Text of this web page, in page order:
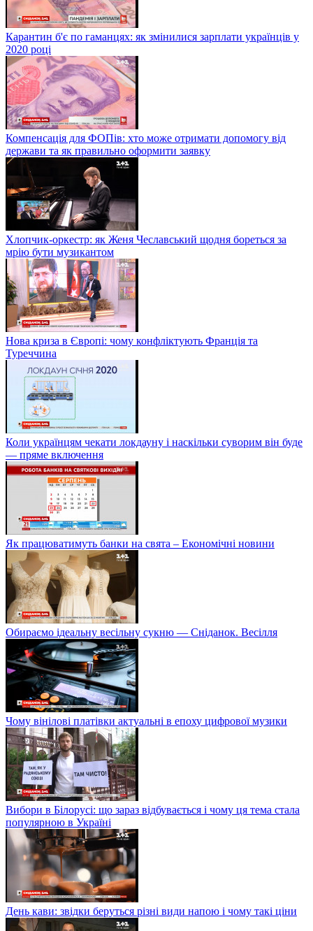
Карантин б'є по гаманцях: як змінилися зарплати українців у
2020 році
Компенсація для ФОПів: хто може отримати допомогу від
держави та як правильно оформити заявку
Хлопчик-оркестр: як Женя Чеславський щодня бореться за
мрію бути музикантом
Нова криза в Європі: чому конфліктують Франція та
Туреччина
Коли українцям чекати локдауну і наскільки суворим він буде
— пряме включення
Як працюватимуть банки на свята – Економічні новини
Обираємо ідеальну весільну сукню — Сніданок. Весілля
Чому вінілові платівки актуальні в епоху цифрової музики
Вибори в Білорусі: що зараз відбувається і чому ця тема стала
популярною в Україні
День кави: звідки беруться різні види напою і чому такі ціни